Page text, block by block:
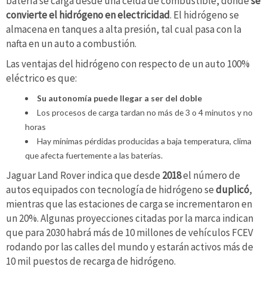
convierte el hidrógeno en electricidad. El hidrógeno se
almacena en tanques a alta presión, tal cual pasa con la
nafta en un auto a combustión.
Las ventajas del hidrógeno con respecto de un auto 100%
eléctrico es que:
Su autonomía puede llegar a ser del doble
Los procesos de carga tardan no más de 3 o 4 minutos y no
horas
Hay mínimas pérdidas producidas a baja temperatura, clima
que afecta fuertemente a las baterías.
Jaguar Land Rover indica que desde 2018el número de
autos equipados con tecnología de hidrógeno seduplicó,
mientras que las estaciones de carga se incrementaron en
un 20%. Algunas proyecciones citadas por la marca indican
que para 2030 habrá más de 10 millones de vehículos FCEV
rodando por las calles del mundo y estarán activos más de
10 mil puestos de recarga de hidrógeno.